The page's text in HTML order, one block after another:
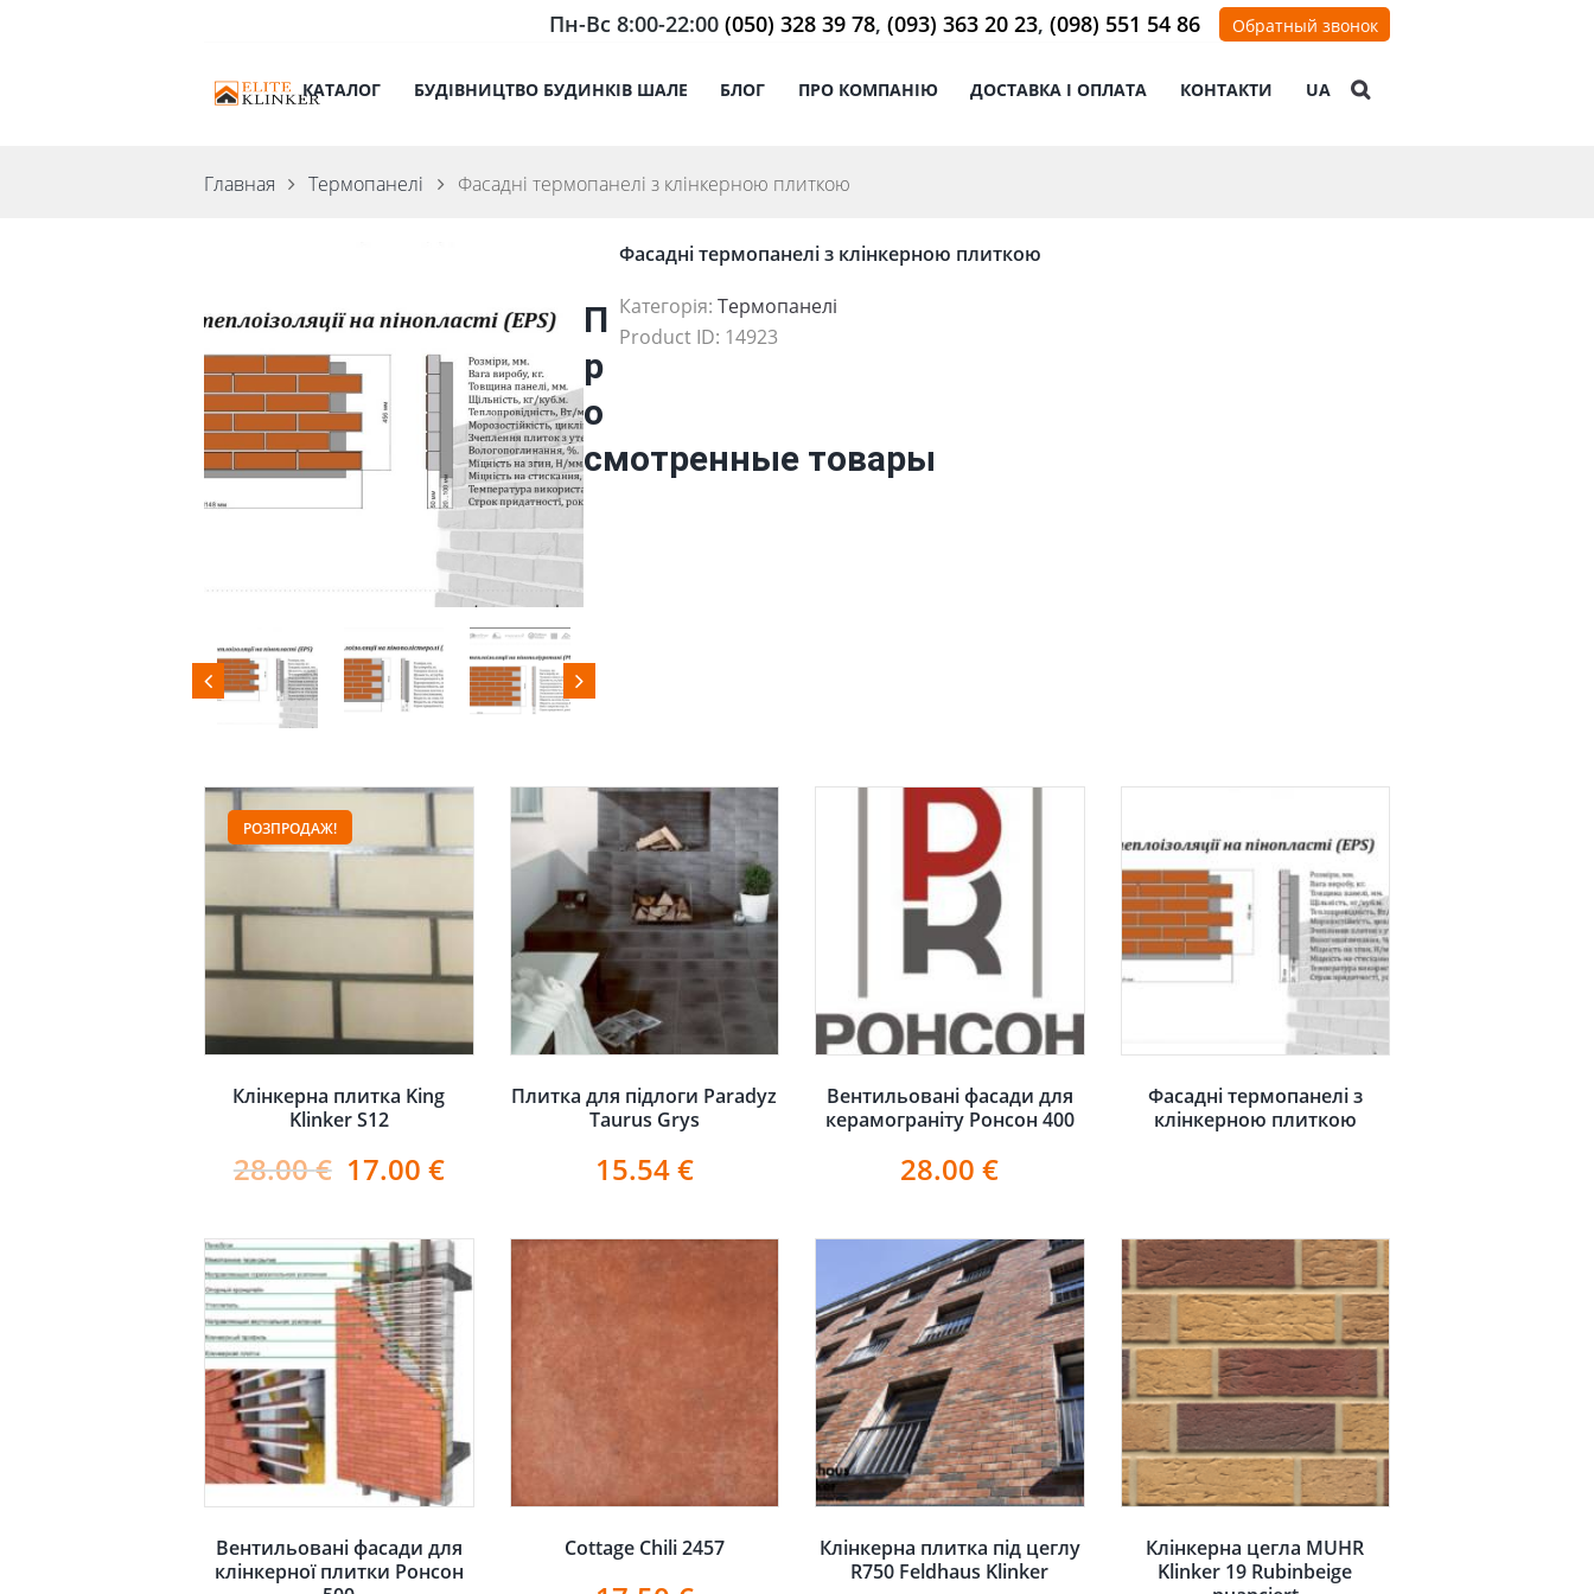
Пн-Вс 8:00-22:00 (050) 328 39 78, (093) 363 20 23, (098) 551 54 86 Обратный звонок
КАТАЛОГ БУДІВНИЦТВО БУДИНКІВ ШАЛЕ БЛОГ ПРО КОМПАНІЮ ДОСТАВКА І ОПЛАТА КОНТАКТИ UA
Главная Термопанелі Фасадні термопанелі з клінкерною плиткою
Фасадні термопанелі з клінкерною плиткою
Категорія: Термопанелі
Product ID: 14923
П
р
о
смотренные товары
РОЗПРОДАЖ!
Клінкерна плитка King
Klinker S12
28.00€ 17.00 €
Плитка для підлоги Paradyz
Taurus Grys
15.54€
Вентильовані фасади для
керамограніту Ронсон 400
28.00€
Фасадні термопанелі з
клінкерною плиткою
Вентильовані фасади для
клінкерної плитки Ронсон
Cottage Chili 2457
Клінкерна плитка під цеглу
R750 Feldhaus Klinker
Клінкерна цегла MUHR
Klinker 19 Rubinbeige